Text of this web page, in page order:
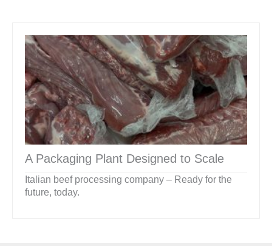
A Packaging Plant Designed to Scale
Italian beef processing company – Ready for the
future, today.